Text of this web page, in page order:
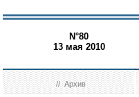
N°80
13 мая 2010
//Архив